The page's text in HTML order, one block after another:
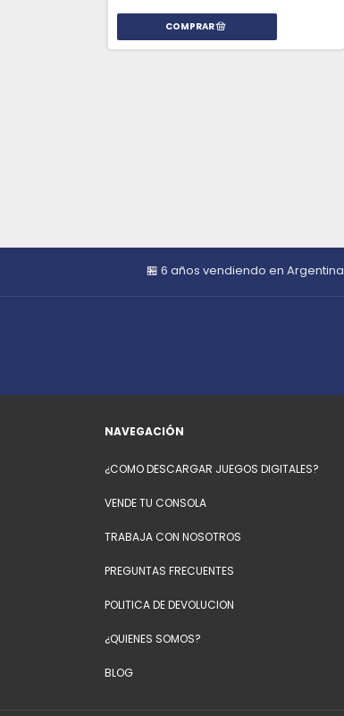
🏪 6 años vendiendo en Argentina
NAVEGACIÓN
¿COMO DESCARGAR JUEGOS DIGITALES?
VENDE TU CONSOLA
TRABAJA CON NOSOTROS
PREGUNTAS FRECUENTES
POLITICA DE DEVOLUCION
¿QUIENES SOMOS?
BLOG